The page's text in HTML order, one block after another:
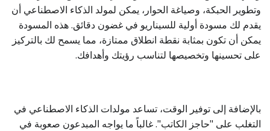
وتطوير الحبكة، وصياغة الحوار، يمكن لمولد الذكاء الاصطناعي أن
يقدم لك مسودة أولية للسيناريو في غضون دقائق. هذه المسودة
يمكن أن تكون بمثابة نقطة انطلاق ممتازة، مما يسمح لك بالتركيز
على تحسينها وتخصيصها لتناسب رؤيتك وأهدافك.
بالإضافة إلى توفير الوقت، تساعد مولدات الذكاء الاصطناعي في
التغلب على "حاجز الكاتب". غالباً ما يواجه المبدعون صعوبة في